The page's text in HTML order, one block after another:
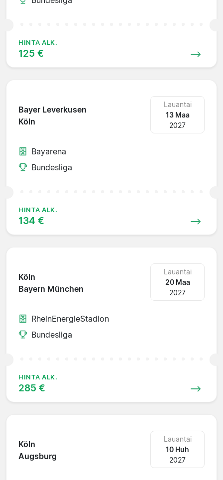
HINTA ALK.
125 €
Bayer Leverkusen
Köln
Lauantai
13 Maa
2027
Bayarena
Bundesliga
HINTA ALK.
134 €
Köln
Bayern München
Lauantai
20 Maa
2027
RheinEnergieStadion
Bundesliga
HINTA ALK.
285 €
Köln
Augsburg
Lauantai
10 Huh
2027